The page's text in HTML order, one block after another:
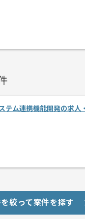
の経験を活かすことがで
している企業ですので、
応じて別案件のご提案
れたい方、長期的に参
方からリモートにてご
テム連携機能開発の求人
絞って案件を探す